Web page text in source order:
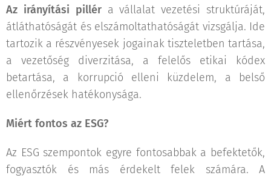
Az irányítási pilléra vállalat vezetési struktúráját,
átláthatóságát és elszámoltathatóságát vizsgálja. Ide
tartozik a részvényesek jogainak tiszteletben tartása,
a vezetőség diverzitása, a felelős etikai kódex
betartása, a korrupció elleni küzdelem, a belső
ellenőrzések hatékonysága.
Miért fontos az ESG?
Az ESG szempontok egyre fontosabbak a befektetők,
fogyasztók és más érdekelt felek számára. A